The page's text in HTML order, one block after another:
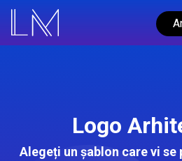
Logo
Alegeți un șablon care vi